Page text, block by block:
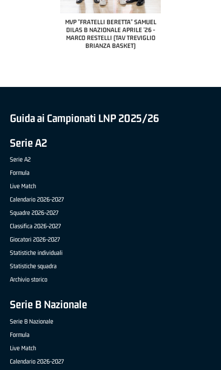
MVP "FRATELLI BERETTA" SAMUEL
DILAS B NAZIONALE APRILE '26 -
MARCO RESTELLI (TAV TREVIGLIO
BRIANZA BASKET)
Guida ai Campionati LNP 2025/26
Serie A2
Serie A2
Formula
Live Match
Calendario 2026-2027
Squadre 2026-2027
Classifica 2026-2027
Giocatori 2026-2027
Statistiche individuali
Statistiche squadra
Archivio storico
Serie B Nazionale
Serie B Nazionale
Formula
Live Match
Calendario 2026-2027